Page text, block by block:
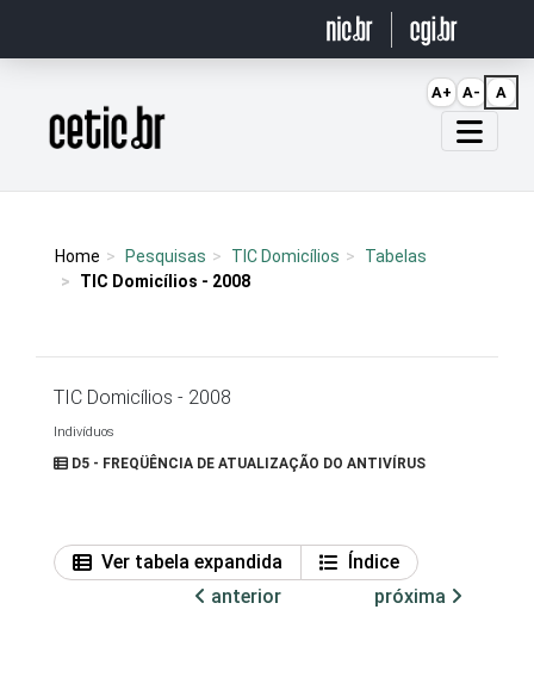
Página inicial
Home Pesquisas TIC Domicílios
Tabelas
TIC Domicílios - 2008
TIC Domicílios - 2008
Indivíduos
D5 - FREQÜÊNCIA DE ATUALIZAÇÃO DO ANTIVÍRUS
Ver tabela expandida
Índice
anterior
próxima
A+ A- A